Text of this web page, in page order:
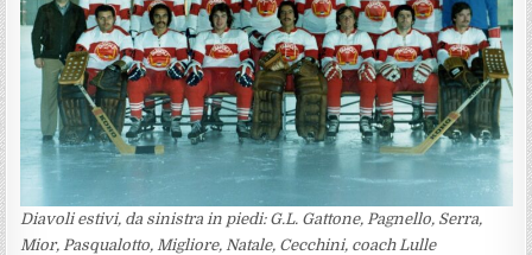
Diavoli estivi, da sinistra in piedi: G.L. Gattone, Pagnello, Serra,
Mior, Pasqualotto, Migliore, Natale, Cecchini, coach Lulle